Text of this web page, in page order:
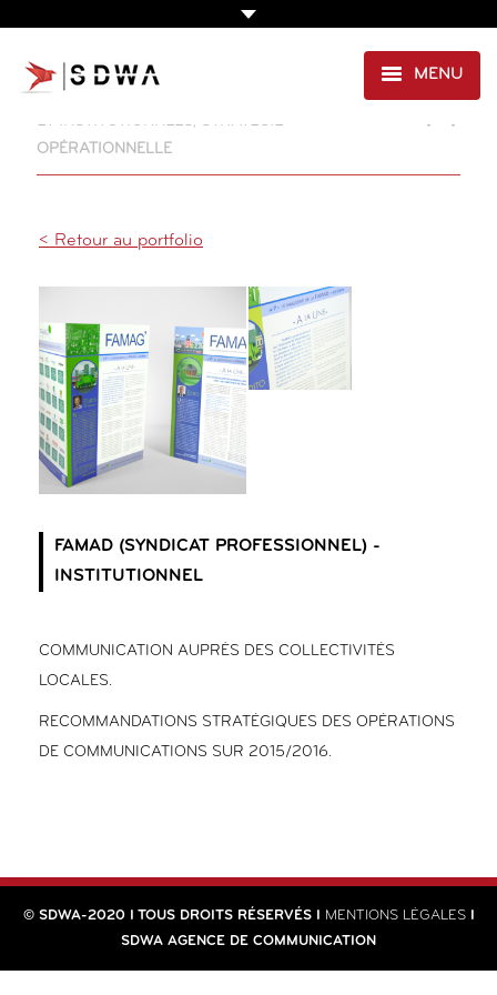
MENU
EXPERTISE SANTÉ
PORTFOLIO
CLIENTS
CONTACT
CRÉATION & EDITION
ET INSTITUTIONNELS , STRATÉGIE
OPÉRATIONNELLE
< Retour au portfolio
FAMAD (SYNDICAT PROFESSIONNEL) -
INSTITUTIONNEL
COMMUNICATION AUPRÈS DES COLLECTIVITÉS
LOCALES.
RECOMMANDATIONS STRATÉGIQUES DES OPÉRATIONS
DE COMMUNICATIONS SUR 2015/2016.
© SDWA-2020 I TOUS DROITS RÉSERVÉS I MENTIONS LÉGALESI
SDWA AGENCE DE COMMUNICATION